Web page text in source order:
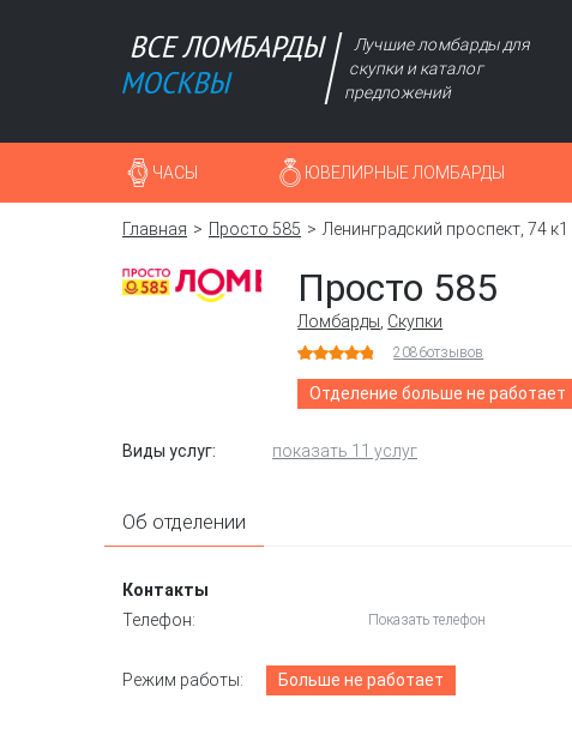
Лучшие ломбарды для
скупки и каталог
предложений
ЧАСЫ ЮВЕЛИРНЫЕ ЛОМБАРДЫ
Главная Просто 585 Ленинградский проспект, 74 к1
Просто 585
Ломбарды Скупки
2086отзывов
Отделение больше не работает
Виды услуг: показать 11 услуг
Об отделении
Контакты
Телефон:
Показать телефон
Режим работы: Больше не работает